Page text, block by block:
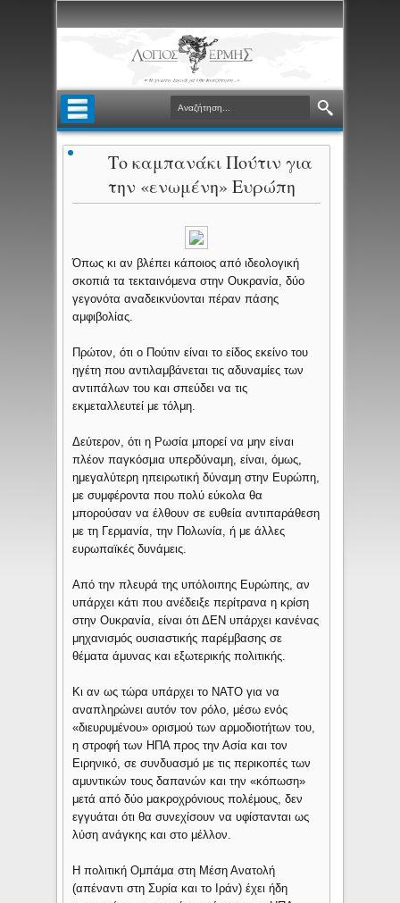
Το καμπανάκι Πούτιν για
την «ενωμένη» Ευρώπη
Όπως κι αν βλέπει κάποιος από ιδεολογική
σκοπιά τα τεκταινόμενα στην Ουκρανία, δύο
γεγονότα αναδεικνύονται πέραν πάσης
αμφιβολίας.
Πρώτον, ότι ο Πούτιν είναι το είδος εκείνο του
ηγέτη που αντιλαμβάνεται τις αδυναμίες των
αντιπάλων του και σπεύδει να τις
εκμεταλλευτεί με τόλμη.
Δεύτερον, ότι η Ρωσία μπορεί να μην είναι
πλέον παγκόσμια υπερδύναμη, είναι, όμως,
ημεγαλύτερη ηπειρωτική δύναμη στην Ευρώπη,
με συμφέροντα που πολύ εύκολα θα
μπορούσαν να έλθουν σε ευθεία αντιπαράθεση
με τη Γερμανία, την Πολωνία, ή με άλλες
ευρωπαϊκές δυνάμεις.
Από την πλευρά της υπόλοιπης Ευρώπης, αν
υπάρχει κάτι που ανέδειξε περίτρανα η κρίση
στην Ουκρανία, είναι ότι ΔΕΝ υπάρχει κανένας
μηχανισμός ουσιαστικής παρέμβασης σε
θέματα άμυνας και εξωτερικής πολιτικής.
Κι αν ως τώρα υπάρχει το ΝΑΤΟ για να
αναπληρώνει αυτόν τον ρόλο, μέσω ενός
«διευρυμένου» ορισμού των αρμοδιοτήτων του,
η στροφή των ΗΠΑ προς την Ασία και τον
Ειρηνικό, σε συνδυασμό με τις περικοπές των
αμυντικών τους δαπανών και την «κόπωση»
μετά από δύο μακροχρόνιους πολέμους, δεν
εγγυάται ότι θα συνεχίσουν να υφίστανται ως
λύση ανάγκης και στο μέλλον.
Η πολιτική Ομπάμα στη Μέση Ανατολή
(απέναντι στη Συρία και το Ιράν) έχει ήδη